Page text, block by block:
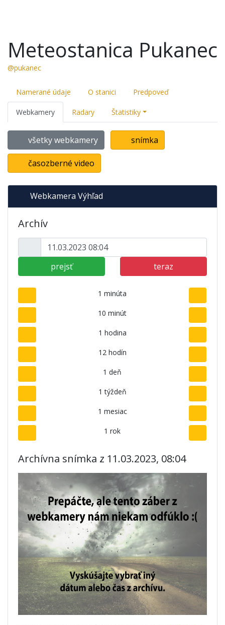
Meteostanica Pukanec
@pukanec
Namerané údaje O stanici Predpoveď
Webkamery Radary Štatistiky
všetky webkamery snímka
časozberné video
Webkamera Výhľad
Archív
prejsť teraz
1 minúta
10 minút
1 hodina
12 hodín
1 deň
1 týždeň
1 mesiac
1 rok
Archívna snímka z 11.03.2023, 08:04